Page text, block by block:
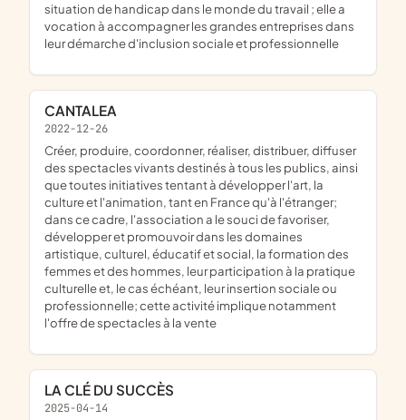
situation de handicap dans le monde du travail ; elle a
vocation à accompagner les grandes entreprises dans
leur démarche d'inclusion sociale et professionnelle
CANTALEA
2022-12-26
créer, produire, coordonner, réaliser, distribuer, diffuser
des spectacles vivants destinés à tous les publics, ainsi
que toutes initiatives tentant à développer l'art, la
culture et l'animation, tant en France qu'à l'étranger;
dans ce cadre, l'association a le souci de favoriser,
développer et promouvoir dans les domaines
artistique, culturel, éducatif et social, la formation des
femmes et des hommes, leur participation à la pratique
culturelle et, le cas échéant, leur insertion sociale ou
professionnelle; cette activité implique notamment
l'offre de spectacles à la vente
LA CLÉ DU SUCCÈS
2025-04-14